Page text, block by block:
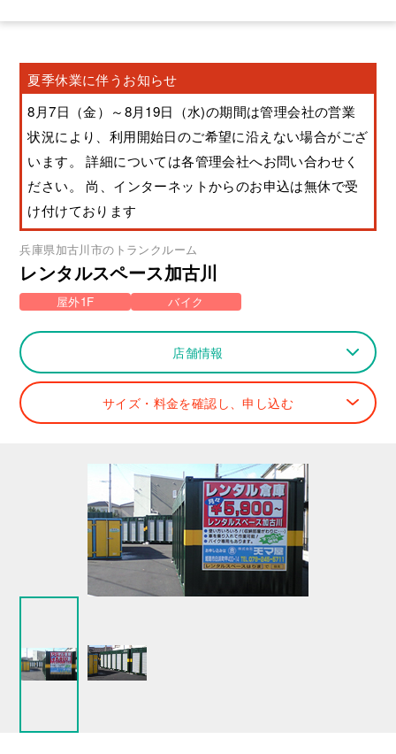
夏季休業に伴うお知らせ
8月7日（金）～8月19日（水)の期間は管理会社の営業
状況により、利用開始日のご希望に沿えない場合がござ
います。 詳細については各管理会社へお問い合わせく
ださい。 尚、インターネットからのお申込は無休で受
け付けております
兵庫県加古川市のトランクルーム
レンタルスペース加古川
屋外1F バイク
店舗情報
サイズ・料金を確認し、申し込む